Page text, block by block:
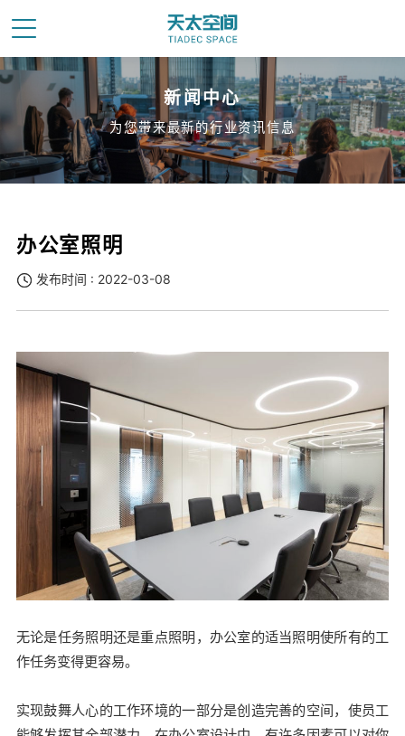
新闻中心
为您带来最新的行业资讯信息
办公室照明
发布时间 : 2022-03-08
无论是任务照明还是重点照明，办公室的适当照明使所有的工
作任务变得更容易。
实现鼓舞人心的工作环境的一部分是创造完善的空间，使员工